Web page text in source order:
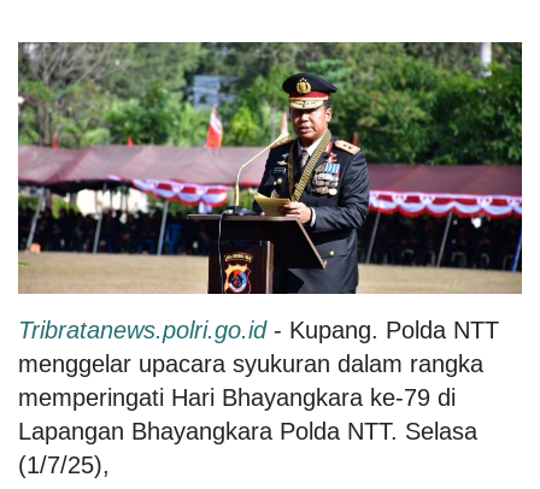
Tribratanews.polri.go.id- Kupang. Polda NTT
menggelar upacara syukuran dalam rangka
memperingati Hari Bhayangkara ke-79 di
Lapangan Bhayangkara Polda NTT. Selasa
(1/7/25),